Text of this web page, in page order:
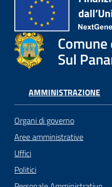
Sul
AMMINISTRAZIONE
Organi di governo
Aree amministrative
Uffici
Politici